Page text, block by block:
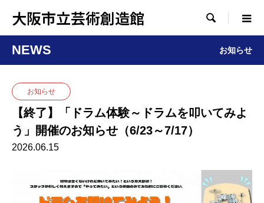
大阪市立芸術創造館 
NEWS お知らせ
お知らせ
【終了】「ドラム体験～ドラムを叩いてみよ
う」開催のお知らせ（6/23～7/17）
2026.06.15